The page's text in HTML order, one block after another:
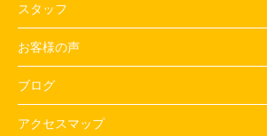
スタッフ
お客様の声
ブログ
アクセスマップ